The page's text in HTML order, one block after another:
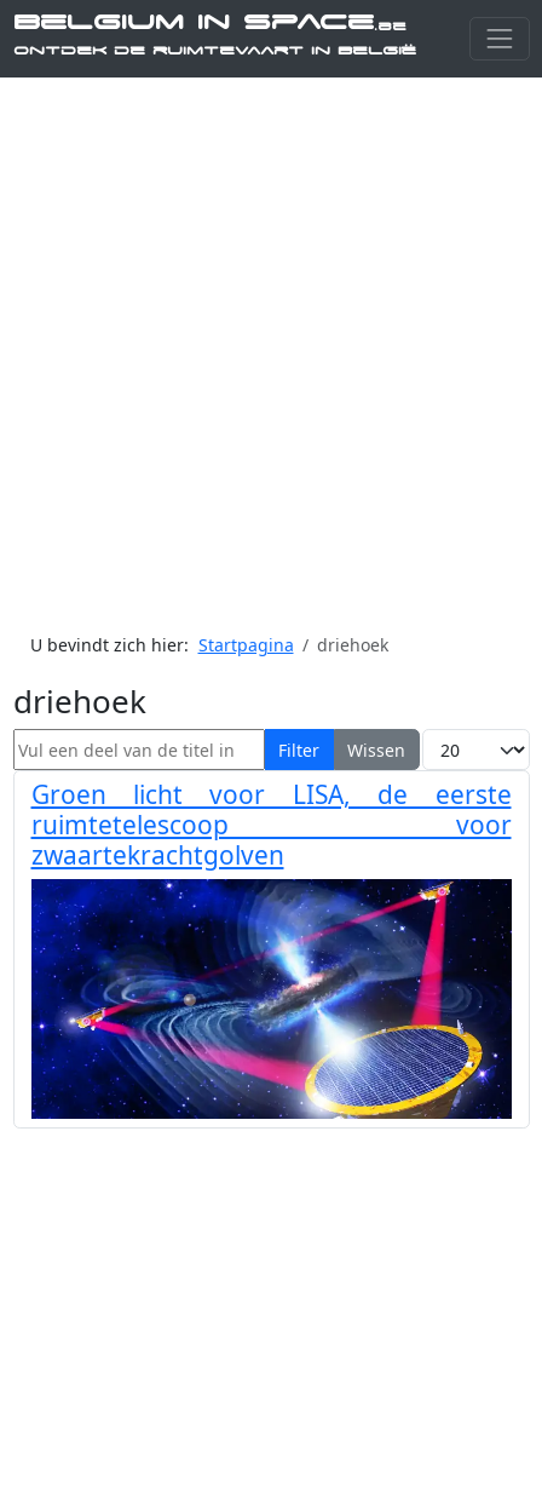
Belgium in Space.be
Ontdek de ruimtevaart in België
U bevindt zich hier: Startpagina driehoek
driehoek
Vul een deel van de titel in Filter Wissen Toon #
Groen licht voor LISA, de eerste
ruimtetelescoop voor
zwaartekrachtgolven